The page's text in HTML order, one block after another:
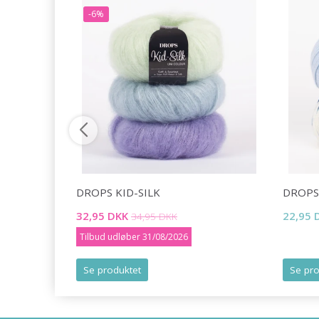
-6%
DROPS KID-SILK
32,95 DKK 34,95 DKK
Tilbud udløber 31/08/2026
Se produktet
22,95
Se